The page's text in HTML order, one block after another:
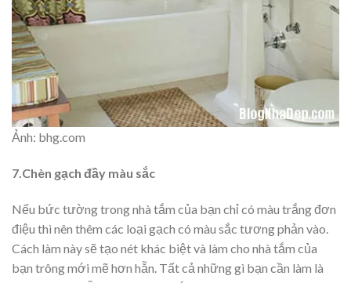
Ảnh: bhg.com
7.Chèn gạch đầy màu sắc
Nếu bức tường trong nhà tắm của bạn chỉ có màu trắng đơn
điệu thì nên thêm các loại gạch có màu sắc tương phản vào.
Cách làm này sẽ tạo nét khác biệt và làm cho nhà tắm của
bạn trông mới mẽ hơn hẵn. Tất cả những gì bạn cần làm là